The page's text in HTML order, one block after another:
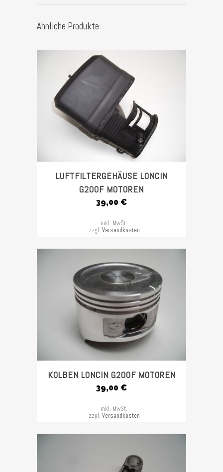
Stück
Ähnliche Produkte
LUFTFILTERGEHÄUSE LONCIN
G200F MOTOREN
39,00 €
inkl. MwSt.
zzgl. Versandkosten
KOLBEN LONCIN G200F MOTOREN
39,00 €
inkl. MwSt.
zzgl. Versandkosten